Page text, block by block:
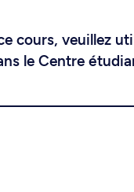
cours, veuillez
le Centre